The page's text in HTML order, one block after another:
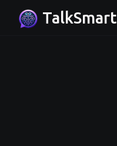
TalkSmart